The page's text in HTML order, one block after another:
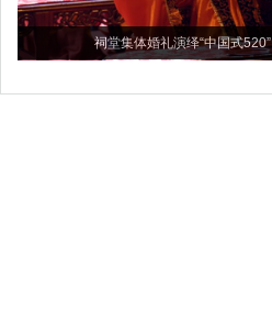
祠堂集体婚礼演绎“中国式520”